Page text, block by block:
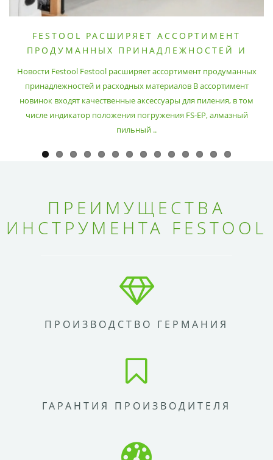
FESTOOL РАСШИРЯЕТ АССОРТИМЕНТ
ПРОДУМАННЫХ ПРИНАДЛЕЖНОСТЕЙ И
Новости Festool Festool расширяет ассортимент продуманных
принадлежностей и расходных материалов В ассортимент
новинок входят качественные аксессуары для пиления, в том
числе индикатор положения погружения FS-EP, алмазный
пильный ..
ПРЕИМУЩЕСТВА
ИНСТРУМЕНТА FESTOOL
ПРОИЗВОДСТВО ГЕРМАНИЯ
ГАРАНТИЯ ПРОИЗВОДИТЕЛЯ